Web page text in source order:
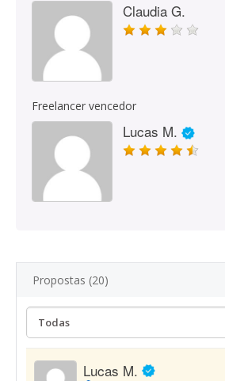
Claudia G.
Freelancer vencedor
Lucas M.
Propostas (20)
Lucas M.